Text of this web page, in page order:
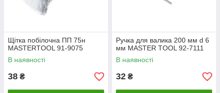
Щітка побілочна ПП 75н
MASTERTOOL 91-9075
В наявності
38 ₴
Ручка для валика 200 мм d 6
мм MASTER TOOL 92-7111
В наявності
32 ₴